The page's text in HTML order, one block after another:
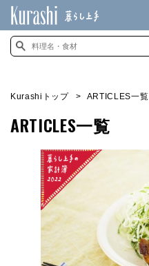
Kurashiトップ ARTICLES一覧
ARTICLES一覧